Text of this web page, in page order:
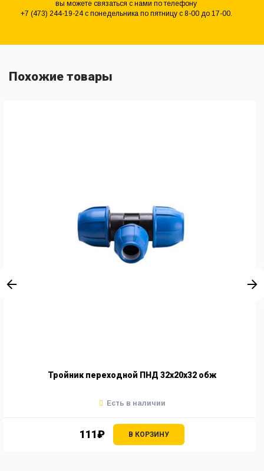
вы можете связаться с нами по телефону
+7 (473) 244-19-24 с понедельника по пятницу с 8-00 до 17-00.
Похожие товары
Тройник переходной ПНД 32х20х32 обж
111₽ В КОРЗИНУ
Есть в наличии